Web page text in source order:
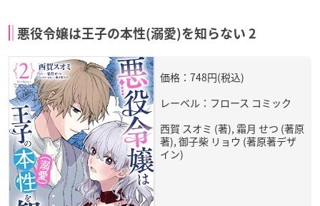
悪役令嬢は王子の本性(溺愛)を知らない 2
価格：748円(税込)
レーベル：フロース コミック
西賀 スオミ (著), 霜月 せつ (著原
著), 御子柴 リョウ (著原著デザ
イン)